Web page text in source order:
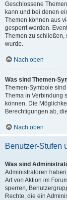
Geschlossene
kann und bei denen
Themen können aus
gesperrt werden.
Themen zu schließen,
wurde.
Nach oben
Was sind Themen-
Themen-Symbole
Thema in Verbindung
können. Die
Berechtigungen ab,
Nach oben
Benutzer-Stufen
Was sind
Administratoren
Art von Aktion im
sperren,
Rechte, die ein